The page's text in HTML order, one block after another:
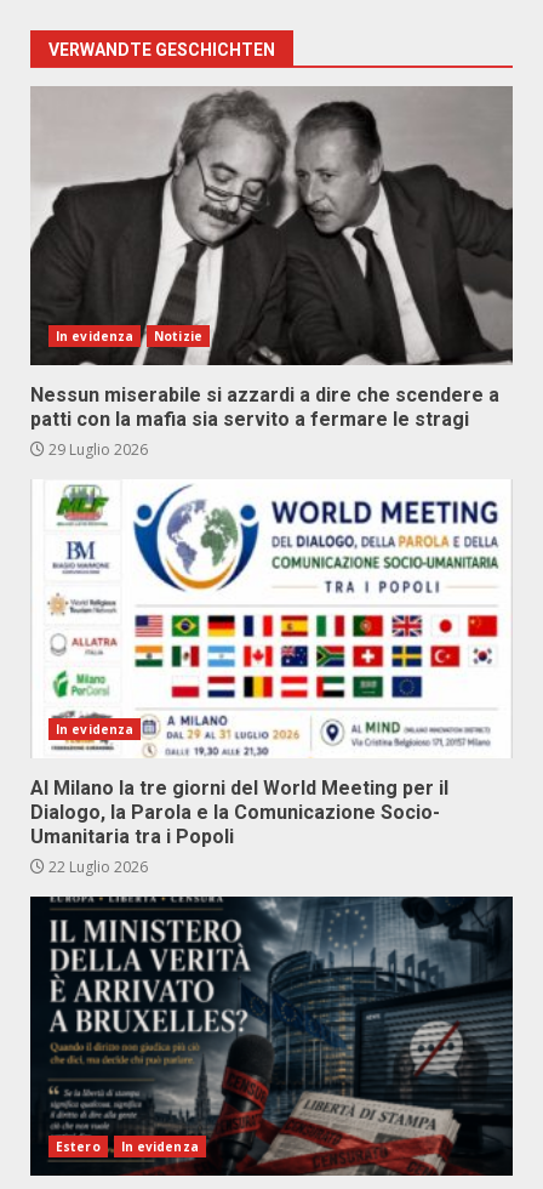
VERWANDTE GESCHICHTEN
In evidenza Notizie
Nessun miserabile si azzardi a dire che scendere a
patti con la mafia sia servito a fermare le stragi
29 Luglio 2026
In evidenza
Al Milano la tre giorni del World Meeting per il
Dialogo, la Parola e la Comunicazione Socio-
Umanitaria tra i Popoli
22 Luglio 2026
Estero In evidenza